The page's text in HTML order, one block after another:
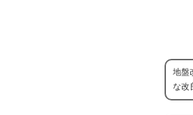
地盤
な改